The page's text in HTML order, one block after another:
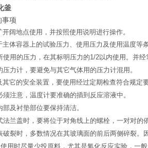
釜
事项
开阔地点使用，并按照使用说明进行操作。
主体容器上的试验压力、使用压力及使用温度等
使用的压力，在其标明压力的1/2以内使用。并经
压力计，要避免与其它气体用的压力计混用。
其它的安全装置，要使用经过定期检查符合规定
须注意，温度计要准确的插到反应溶液中。
部及衬垫部位要保持清洁。
法兰盖时，要将位于对角线上的螺栓，一对对的
破裂时，多数情况在其玻璃面的前后两侧碎裂。
用时尽量少投原料，尤其是氧化反应实验，一般